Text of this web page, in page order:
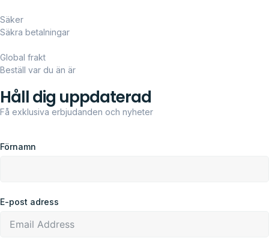
Säker
Säkra betalningar
Global frakt
Beställ var du än är
Håll dig uppdaterad
Få exklusiva erbjudanden och nyheter
Förnamn
E-post adress